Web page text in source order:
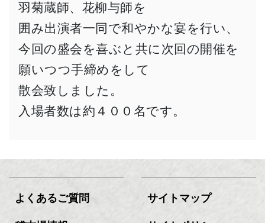
羽菊蔵師、花柳与師を
囲み出演者一同で和やかな宴を行い、
今回の盛会を喜ぶと共に次回の開催を
願いつつ手締めをして
散会致しました。
入場者数は約４００名です。
よくあるご質問 サイトマップ